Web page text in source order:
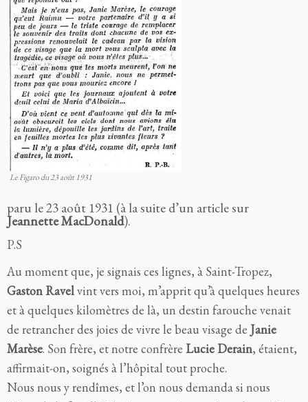
Le Figaro du 23 août 1931
paru le 23 août 1931 (à la suite d’un article sur
Jeannette MacDonald).
P.S
Au moment que, je signais ces lignes, à Saint-Tropez,
Gaston Ravelvint vers moi, m’apprit qu’à quelques heures
et à quelques kilomètres de là, un destin farouche venait
de retrancher des joies de vivre le beau visage de Janie
Marèse. Son frère, et notre confrère Lucie Derain, étaient,
affirmait-on, soignés à l’hôpital tout proche.
Nous nous y rendîmes, et l’on nous demanda si nous